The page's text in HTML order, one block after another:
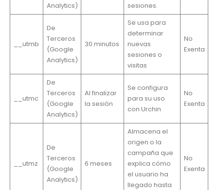
Analytics)
sesiones.
__utmb
De
Terceros
(Google
Analytics)
30 minutos
Se usa para
determinar
nuevas
sesiones o
visitas
No
Exenta
__utmc
De
Terceros
(Google
Analytics)
Al finalizar
la sesión
Se configura
para su uso
con Urchin
No
Exenta
__utmz
De
Terceros
(Google
Analytics)
6 meses
Almacena el
origen o la
campaña que
explica cómo
el usuario ha
llegado hasta
No
Exenta